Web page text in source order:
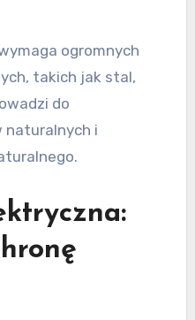
ogromnych
takich jak stal,
do
naturalnych i